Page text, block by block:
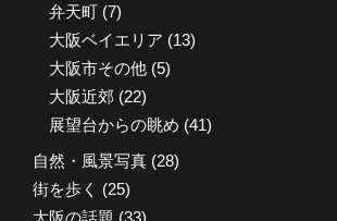
弁天町 (7)
大阪ベイエリア (13)
大阪市その他 (5)
大阪近郊 (22)
展望台からの眺め (41)
自然・風景写真 (28)
街を歩く (25)